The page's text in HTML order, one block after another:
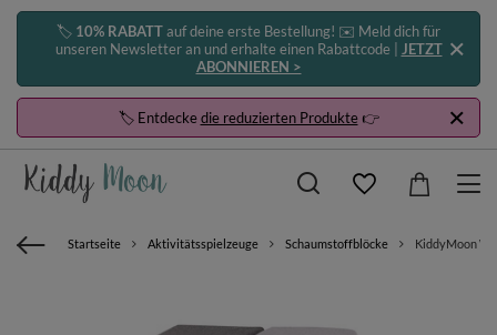
🏷️ 10% RABATTauf deine erste Bestellung! ✉️ Meld dich für
unseren Newsletter an und erhalte einen Rabattcode | JETZT
ABONNIEREN >
🏷️ Entdeckedie reduzierten Produkte👉
Startseite Aktivitätsspielzeuge Schaumstoffblöcke KiddyMoon